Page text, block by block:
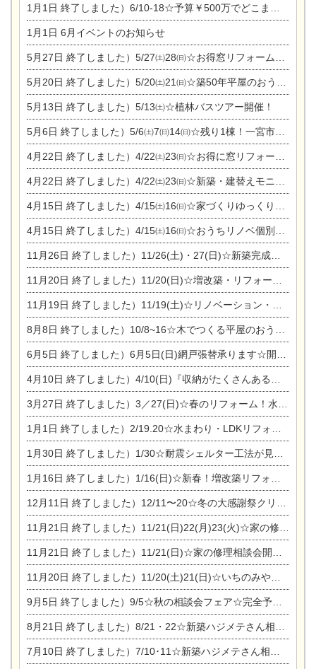
1月1日 終了しました）6/10-18☆予算￥500万でどこまでできるの？リフォーム相談会
1月1日 6月イベントのお知らせ
5月27日 終了しました）5/27㈯28㈰☆お得窓リフォーム個別相談会
5月20日 終了しました）5/20㈯21㈰☆築50年平屋のおうちリノベーション完成見学会
5月13日 終了しました）5/13㈯☆植林バスツアー開催！
5月6日 終了しました）5/6㈯7㈰14㈰☆残り1棟！一宮市限定モニター募集相談会(新築・建替え)
4月22日 終了しました）4/22㈯23㈰☆お得に窓リフォーム個別相談会
4月22日 終了しました）4/22㈯23㈰☆新築・建替えモニター募集個別相談会
4月15日 終了しました）4/15㈯16㈰☆家づくりゆっくりじっくり個別相談会
4月15日 終了しました）4/15㈯16㈰☆おうちリノベ個別相談会
11月26日 終了しました）11/26(土)・27(日)☆新築完成見学会 in一宮市あずら
11月20日 終了しました）11/20(日)☆増改築・リフォームまつり＆秋の味覚まつり＆芸術祭
11月19日 終了しました）11/19(土)☆リノベーション・家の修理まつり＆増改築・リフォームまつりin扶桑ゴルフ
8月8日 終了しました）10/8~16☆木でつくる平屋のおうちのつくり方【完全予約制】
6月5日 終了しました）6月5日(日)網戸張替承ります☆開催！
4月10日 終了しました）4/10(日)『収納がたくさんあるおうち現場見学会』
3月27日 終了しました）3／27(日)☆春のリフォーム！水まわりLDKリフォーム相談会&今がチャンス！エアコン相談会
1月1日 終了しました）2/19.20☆水まわり・LDKリフォーム相談会＆エアコン相談会
1月30日 終了しました）1/30☆耐震シェルター工法が見れる完成見学会
1月16日 終了しました）1/16(日)☆新春！増改築リフォーム&家の修理まつり
12月11日 終了しました）12/11〜20☆冬の大感謝祭クリスマス相談会開催
11月21日 終了しました）11/21(日)22(月)23(火)☆家の修理まつり＆増改築リフォーム相談会
11月21日 終了しました）11/21(日)☆家の修理相談会開催 in 扶桑オークビレッジ
11月20日 終了しました）11/20(土)21(日)☆いちのみや逸品市に出店します【ひのきのバラ販売】
9月5日 終了しました）9/5☆秋の相談会フェア☆完全予約制
8月21日 終了しました）8/21・22☆新築ハジメテさん相談会 『集まれ！農地に家を建てたい人！』
7月10日 終了しました）7/10･11☆新築ハジメテさん相談会 『集まれ！農地に家を建てたい人！』完全予約制